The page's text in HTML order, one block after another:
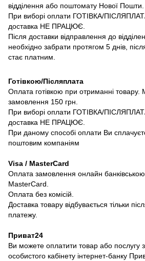
відділення або поштомату Нової Пошти.
При виборі оплати ГОТІВКА/
доставка НЕ ПРАЦЮЄ.
Після доставки відправлення до
необхідно забрати протягом 5 днів,
стає платним.
Готівкою/Післяплата
Оплата готівкою при отриманні товару.
замовлення 150 грн.
При виборі оплати ГОТІВКА/
доставка НЕ ПРАЦЮЄ.
При даному способі оплати Ви
поштовим компаніям
Visa / MasterCard
Оплата замовлення онлайн
MasterCard.
Оплата без комісій.
Доставка товару відбувається тільки
платежу.
Приват24
Ви можете оплатити товар або послугу
особистого кабінету інтернет-банку